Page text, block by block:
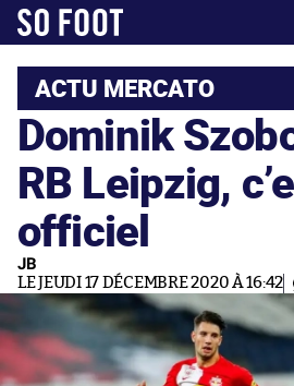
ACTU MERCATO
Dominik
RB Leipzig,
officiel
JB
LE JEUDI 17 DÉCEMBRE 2020 À 16:42